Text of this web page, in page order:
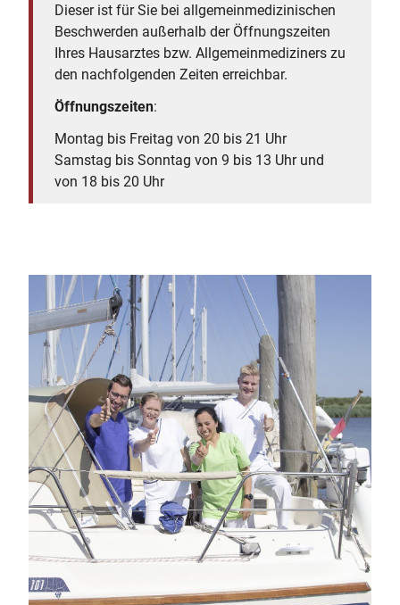
Dieser ist für Sie bei allgemeinmedizinischen
Beschwerden außerhalb der Öffnungszeiten
Ihres Hausarztes bzw. Allgemeinmediziners zu
den nachfolgenden Zeiten erreichbar.
Öffnungszeiten:
Montag bis Freitag von 20 bis 21 Uhr
Samstag bis Sonntag von 9 bis 13 Uhr und
von 18 bis 20 Uhr